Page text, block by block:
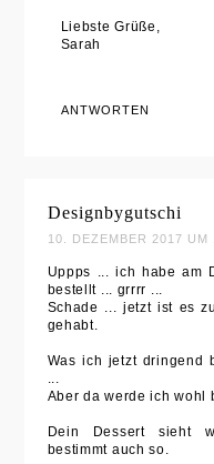
Liebste Grüße,
Sarah
ANTWORTEN
Designbygutschi
10. DEZEMBER 2017 UM
Uppps ... ich habe am
bestellt ... grrrr ...
Schade ... jetzt ist es
gehabt.
Was ich jetzt dringend
...
Aber da werde ich wohl
Dein Dessert sieht
bestimmt auch so.